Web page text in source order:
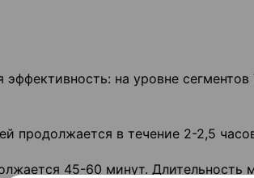
на уровне сегментов
продолжается в течение 2-2,5
45-60 минут. Длительность